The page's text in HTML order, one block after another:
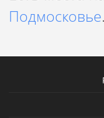
Подмосковье.